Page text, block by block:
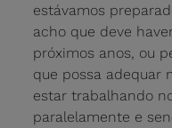
estávamos
acho que deve
próximos anos, ou
que possa adequar
estar trabalhando
paralelamente e